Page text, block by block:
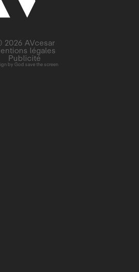
by God save the screen
2026 AVcesar
légales
Publicité